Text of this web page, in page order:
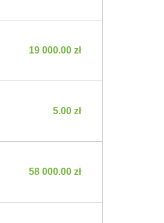
19 000.00 zł
5.00 zł
58 000.00 zł